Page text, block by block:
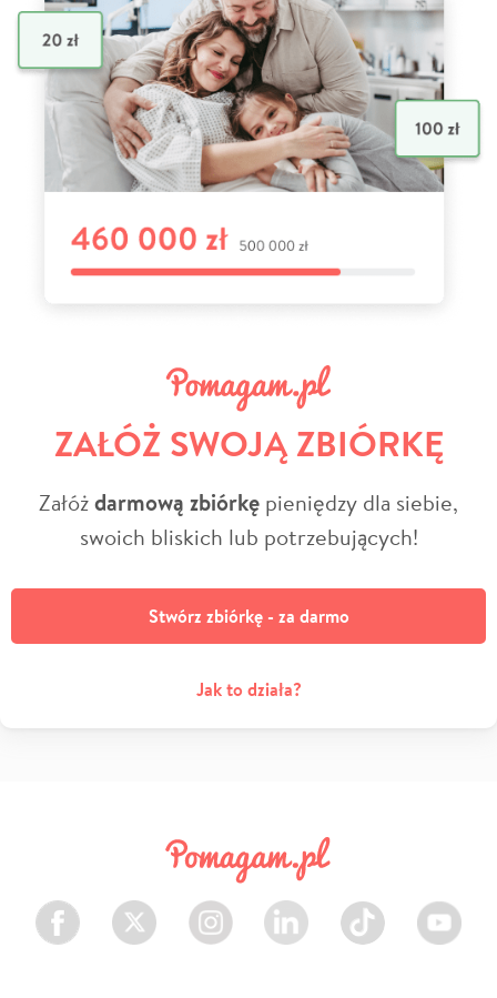
ZAŁÓŻ SWOJĄ ZBIÓRKĘ
Załóżdarmową zbiórkę pieniędzy dla siebie,
swoich bliskich lub potrzebujących!
Stwórz zbiórkę - za darmo
Jak to działa?
Facebook Twitter Instagram LinkedIn TikTok Youtube